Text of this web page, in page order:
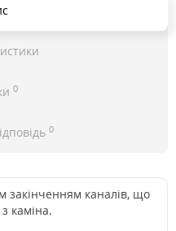
0
0
закінченням каналів, що
каміна.